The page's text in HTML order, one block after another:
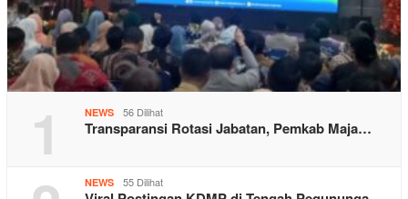
1 NEWS 56 Dilihat
Transparansi Rotasi Jabatan, Pemkab Maja…
NEWS 55 Dilihat